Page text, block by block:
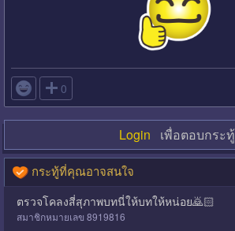
 0
Login เพื่อตอบกระทู้
กระทู้ที่คุณอาจสนใจ
ตรวจโคลงสี่สุภาพบทนี่ให้บทให้หน่อย🙇🏻
สมาชิกหมายเลข 8919816